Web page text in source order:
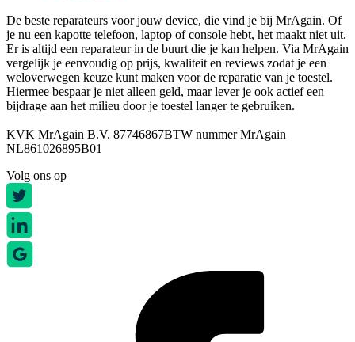
De beste reparateurs voor jouw device, die vind je bij MrAgain. Of
je nu een kapotte telefoon, laptop of console hebt, het maakt niet uit.
Er is altijd een reparateur in de buurt die je kan helpen. Via MrAgain
vergelijk je eenvoudig op prijs, kwaliteit en reviews zodat je een
weloverwegen keuze kunt maken voor de reparatie van je toestel.
Hiermee bespaar je niet alleen geld, maar lever je ook actief een
bijdrage aan het milieu door je toestel langer te gebruiken.
KVK MrAgain B.V. 87746867BTW nummer MrAgain
NL861026895B01
Volg ons op